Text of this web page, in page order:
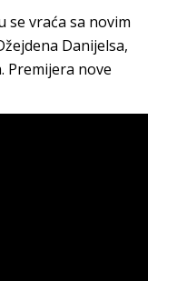
vraća sa novim
Danijelsa,
Premijera nove